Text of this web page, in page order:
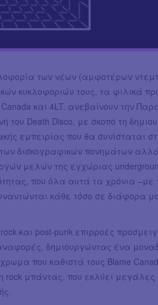
των νέων (αμφοτέρων
κυκλοφοριών τους, τα φιλικά
και 4LT. ανεβαίνουν την
του Death Disco, με σκοπό τη
εμπειρίας που θα συνίσταται
δισκογραφικών πονημάτων
μελών της εγχώριας
που όλα αυτά τα χρόνια –με
κάθε τόσο σε διάφορα
και post-punk επιρροές
δημιουργώντας ένα
που καθιστά τους Blame
rock μπάντας, που εκλύει μεγάλες